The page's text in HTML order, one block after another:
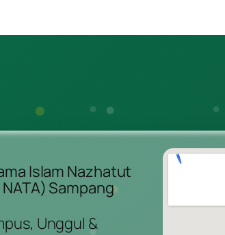
Islam Nazhatut
Sampang
Unggul &